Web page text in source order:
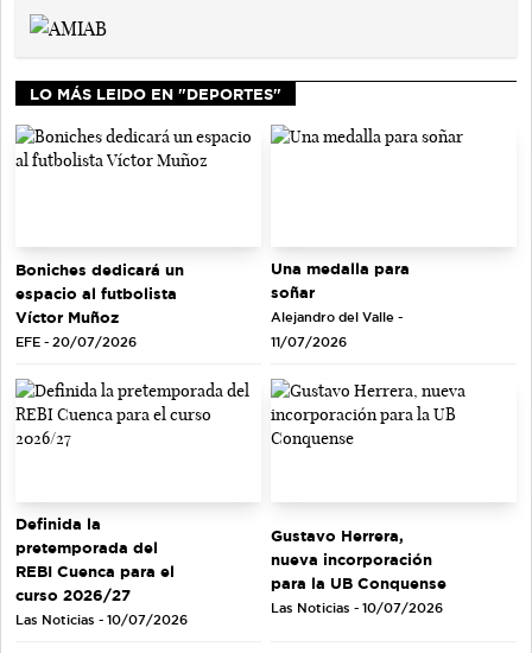
LO MÁS LEIDO EN "DEPORTES"
Boniches dedicará un
espacio al futbolista
Víctor Muñoz
EFE - 20/07/2026
Una medalla para
soñar
Alejandro del Valle -
11/07/2026
Definida la
pretemporada del
REBI Cuenca para el
curso 2026/27
Las Noticias - 10/07/2026
Gustavo Herrera,
nueva incorporación
para la UB Conquense
Las Noticias - 10/07/2026